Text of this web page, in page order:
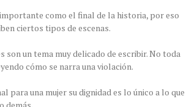
como el final de la historia, por eso
ciertos tipos de escenas.
son un tema muy delicado de escribir. No toda
cómo se narra una violación.
para una mujer su dignidad es lo único a lo que